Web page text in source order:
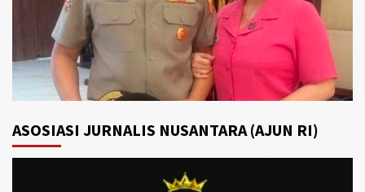
ASOSIASI JURNALIS NUSANTARA (AJUN RI)